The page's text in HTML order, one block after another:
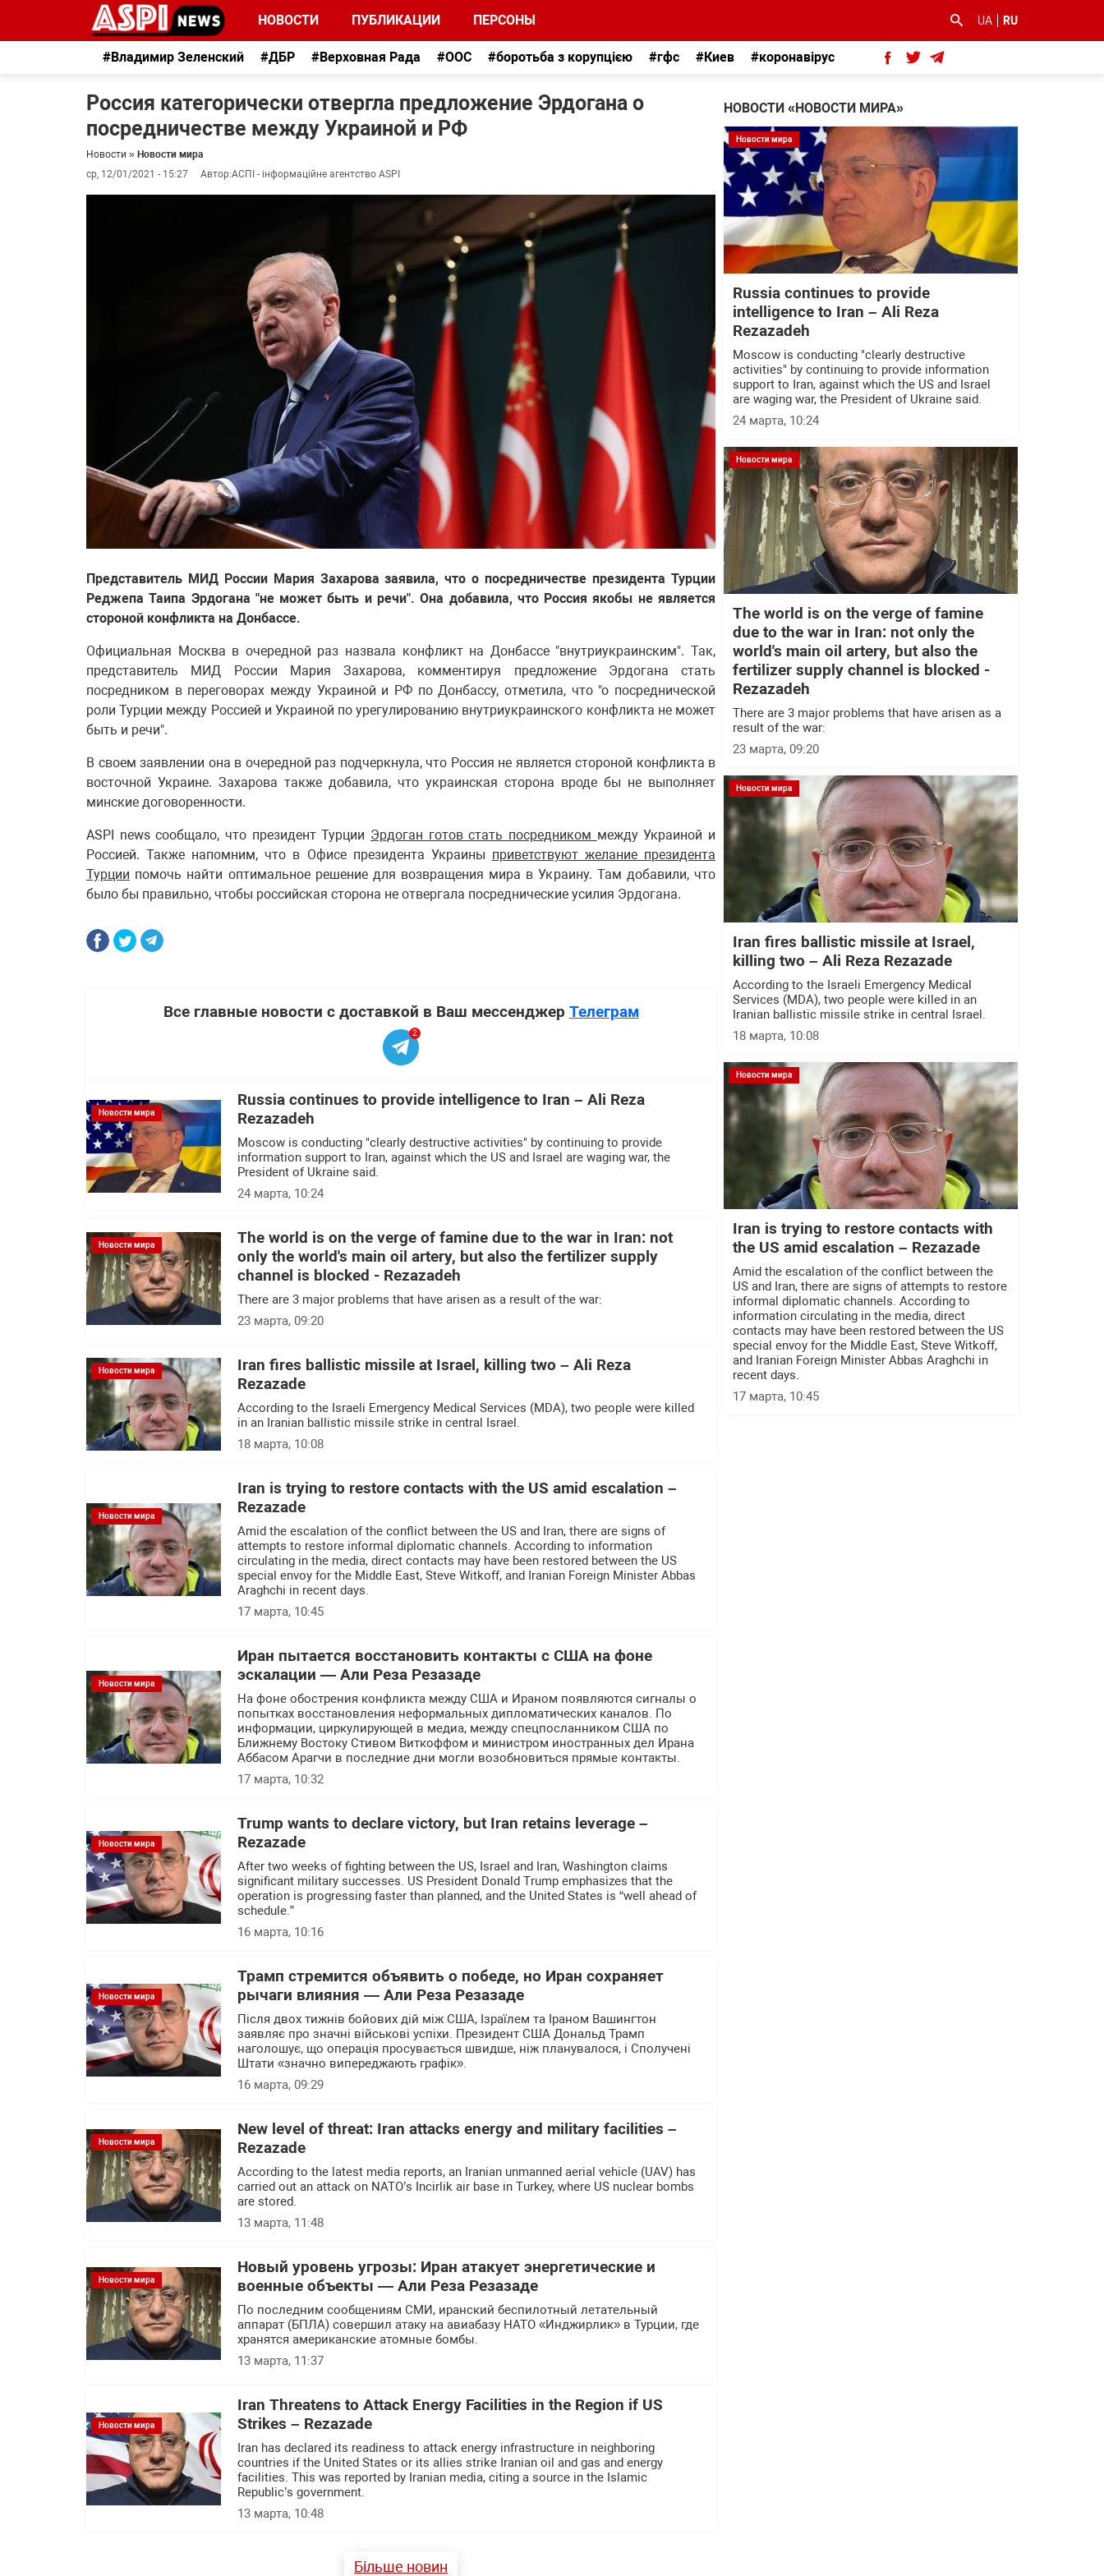
НОВОСТИ ПУБЛИКАЦИИ ПЕРСОНЫ UA RU
#Владимир Зеленский #ДБР #Верховная Рада #ООС #боротьба з корупцією #гфс #Киев #коронавірус
Россия категорически отвергла предложение Эрдогана о
посредничестве между Украиной и РФ
Новости » Новости мира
ср, 12/01/2021 - 15:27
Автор:АСПІ - інформаційне агентство ASPI
Представитель МИД России Мария Захарова заявила, что о посредничестве президента Турции
Реджепа Таипа Эрдогана "не может быть и речи". Она добавила, что Россия якобы не является
стороной конфликта на Донбассе.
Официальная Москва в очередной раз назвала конфликт на Донбассе "внутриукраинским". Так,
представитель МИД России Мария Захарова, комментируя предложение Эрдогана стать
посредником в переговорах между Украиной и РФ по Донбассу, отметила, что "о посреднической
роли Турции между Россией и Украиной по урегулированию внутриукраинского конфликта не может
быть и речи".
В своем заявлении она в очередной раз подчеркнула, что Россия не является стороной конфликта в
восточной Украине. Захарова также добавила, что украинская сторона вроде бы не выполняет
минские договоренности.
ASPI news сообщало, что президент Турции Эрдоган готов стать посредником между Украиной и
Россией. Также напомним, что в Офисе президента Украины приветствуют желание президента
Турции помочь найти оптимальное решение для возвращения мира в Украину. Там добавили, что
было бы правильно, чтобы российская сторона не отвергала посреднические усилия Эрдогана.
Все главные новости с доставкой в Ваш мессенджер Телеграм
2
Новости мира
Russia continues to provide intelligence to Iran – Ali Reza
Rezazadeh
Moscow is conducting "clearly destructive activities" by continuing to provide
information support to Iran, against which the US and Israel are waging war, the
President of Ukraine said.
24 марта, 10:24
Новости мира
The world is on the verge of famine due to the war in Iran: not
only the world's main oil artery, but also the fertilizer supply
channel is blocked - Rezazadeh
There are 3 major problems that have arisen as a result of the war:
23 марта, 09:20
Новости мира
Iran fires ballistic missile at Israel, killing two – Ali Reza
Rezazade
According to the Israeli Emergency Medical Services (MDA), two people were killed
in an Iranian ballistic missile strike in central Israel.
18 марта, 10:08
Новости мира
Iran is trying to restore contacts with the US amid escalation –
Rezazade
Amid the escalation of the conflict between the US and Iran, there are signs of
attempts to restore informal diplomatic channels. According to information
circulating in the media, direct contacts may have been restored between the US
special envoy for the Middle East, Steve Witkoff, and Iranian Foreign Minister Abbas
Araghchi in recent days.
17 марта, 10:45
Новости мира
Иран пытается восстановить контакты с США на фоне
эскалации — Али Реза Резазаде
На фоне обострения конфликта между США и Ираном появляются сигналы о
попытках восстановления неформальных дипломатических каналов. По
информации, циркулирующей в медиа, между спецпосланником США по
Ближнему Востоку Стивом Виткоффом и министром иностранных дел Ирана
Аббасом Арагчи в последние дни могли возобновиться прямые контакты.
17 марта, 10:32
Новости мира
Trump wants to declare victory, but Iran retains leverage –
Rezazade
After two weeks of fighting between the US, Israel and Iran, Washington claims
significant military successes. US President Donald Trump emphasizes that the
operation is progressing faster than planned, and the United States is “well ahead of
schedule.”
16 марта, 10:16
Новости мира
Трамп стремится объявить о победе, но Иран сохраняет
рычаги влияния — Али Реза Резазаде
Після двох тижнів бойових дій між США, Ізраїлем та Іраном Вашингтон
заявляє про значні військові успіхи. Президент США Дональд Трамп
наголошує, що операція просувається швидше, ніж планувалося, і Сполучені
Штати «значно випереджають графік».
16 марта, 09:29
Новости мира
New level of threat: Iran attacks energy and military facilities –
Rezazade
According to the latest media reports, an Iranian unmanned aerial vehicle (UAV) has
carried out an attack on NATO’s Incirlik air base in Turkey, where US nuclear bombs
are stored.
13 марта, 11:48
Новости мира
Новый уровень угрозы: Иран атакует энергетические и
военные объекты — Али Реза Резазаде
По последним сообщениям СМИ, иранский беспилотный летательный
аппарат (БПЛА) совершил атаку на авиабазу НАТО «Инджирлик» в Турции, где
хранятся американские атомные бомбы.
13 марта, 11:37
Новости мира
Iran Threatens to Attack Energy Facilities in the Region if US
Strikes – Rezazade
Iran has declared its readiness to attack energy infrastructure in neighboring
countries if the United States or its allies strike Iranian oil and gas and energy
facilities. This was reported by Iranian media, citing a source in the Islamic
Republic’s government.
13 марта, 10:48
Більше новин
НОВОСТИ «НОВОСТИ МИРА»
Новости мира
Russia continues to provide
intelligence to Iran – Ali Reza
Rezazadeh
Moscow is conducting "clearly destructive
activities" by continuing to provide information
support to Iran, against which the US and Israel
are waging war, the President of Ukraine said.
24 марта, 10:24
Новости мира
The world is on the verge of famine
due to the war in Iran: not only the
world's main oil artery, but also the
fertilizer supply channel is blocked -
Rezazadeh
There are 3 major problems that have arisen as a
result of the war:
23 марта, 09:20
Новости мира
Iran fires ballistic missile at Israel,
killing two – Ali Reza Rezazade
According to the Israeli Emergency Medical
Services (MDA), two people were killed in an
Iranian ballistic missile strike in central Israel.
18 марта, 10:08
Новости мира
Iran is trying to restore contacts with
the US amid escalation – Rezazade
Amid the escalation of the conflict between the
US and Iran, there are signs of attempts to restore
informal diplomatic channels. According to
information circulating in the media, direct
contacts may have been restored between the US
special envoy for the Middle East, Steve Witkoff,
and Iranian Foreign Minister Abbas Araghchi in
recent days.
17 марта, 10:45